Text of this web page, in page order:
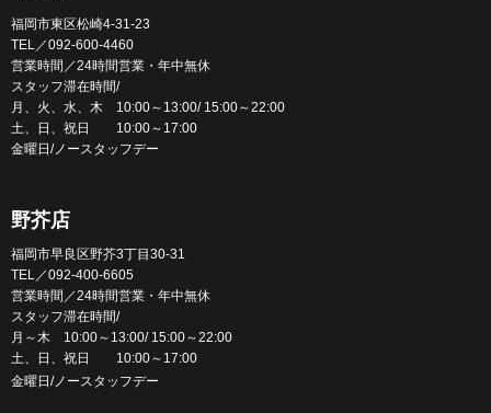
福岡市東区松崎4-31-23
TEL／092-600-4460
営業時間／24時間営業・年中無休
スタッフ滞在時間/
月、火、水、木 10:00～13:00/ 15:00～22:00
土、日、祝日 10:00～17:00
金曜日/ノースタッフデー
野芥店
福岡市早良区野芥3丁目30-31
TEL／092-400-6605
営業時間／24時間営業・年中無休
スタッフ滞在時間/
月～木 10:00～13:00/ 15:00～22:00
土、日、祝日 10:00～17:00
金曜日/ノースタッフデー